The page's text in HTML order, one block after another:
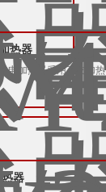
热器
电加热器采用三支加
器